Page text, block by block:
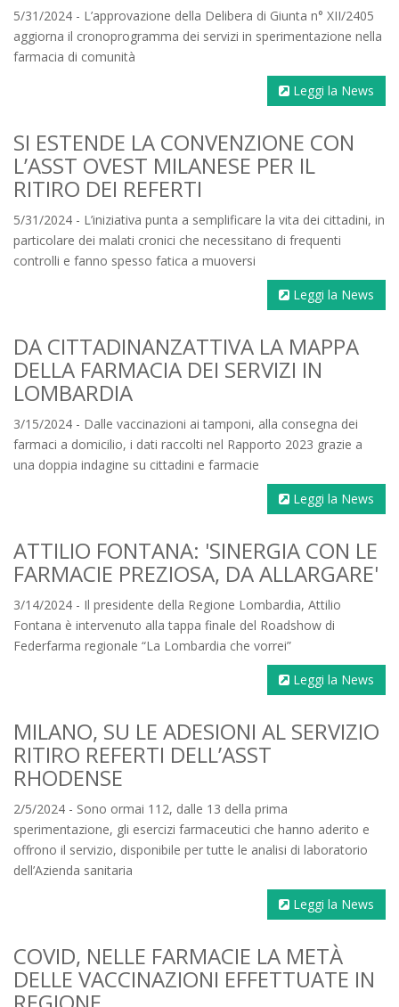
5/31/2024 - L’approvazione della Delibera di Giunta n° XII/2405
aggiorna il cronoprogramma dei servizi in sperimentazione nella
farmacia di comunità
Leggi la News
SI ESTENDE LA CONVENZIONE CON
L’ASST OVEST MILANESE PER IL
RITIRO DEI REFERTI
5/31/2024 - L’iniziativa punta a semplificare la vita dei cittadini, in
particolare dei malati cronici che necessitano di frequenti
controlli e fanno spesso fatica a muoversi
Leggi la News
DA CITTADINANZATTIVA LA MAPPA
DELLA FARMACIA DEI SERVIZI IN
LOMBARDIA
3/15/2024 - Dalle vaccinazioni ai tamponi, alla consegna dei
farmaci a domicilio, i dati raccolti nel Rapporto 2023 grazie a
una doppia indagine su cittadini e farmacie
Leggi la News
ATTILIO FONTANA: 'SINERGIA CON LE
FARMACIE PREZIOSA, DA ALLARGARE'
3/14/2024 - Il presidente della Regione Lombardia, Attilio
Fontana è intervenuto alla tappa finale del Roadshow di
Federfarma regionale “La Lombardia che vorrei”
Leggi la News
MILANO, SU LE ADESIONI AL SERVIZIO
RITIRO REFERTI DELL’ASST
RHODENSE
2/5/2024 - Sono ormai 112, dalle 13 della prima
sperimentazione, gli esercizi farmaceutici che hanno aderito e
offrono il servizio, disponibile per tutte le analisi di laboratorio
dell’Azienda sanitaria
Leggi la News
COVID, NELLE FARMACIE LA METÀ
DELLE VACCINAZIONI EFFETTUATE IN